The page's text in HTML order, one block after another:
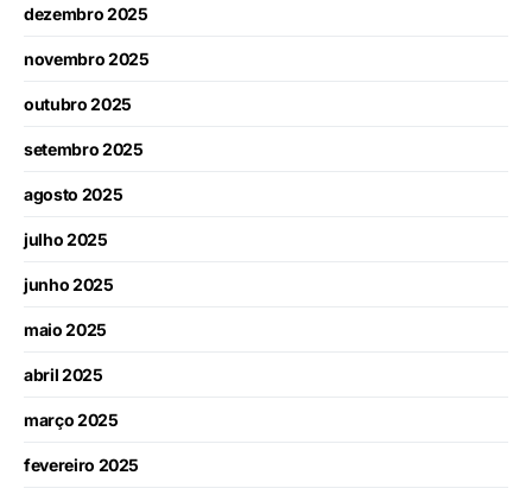
dezembro 2025
novembro 2025
outubro 2025
setembro 2025
agosto 2025
julho 2025
junho 2025
maio 2025
abril 2025
março 2025
fevereiro 2025